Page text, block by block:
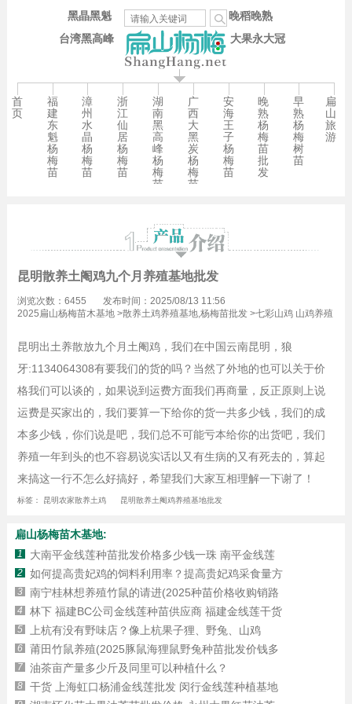
台湾黑高峰
晚稻晚熟
大果永大冠
黑晶黑魁
首
页
福
建
东
魁
杨
梅
苗
漳
州
水
晶
杨
梅
苗
浙
江
仙
居
杨
梅
苗
湖
南
黑
高
峰
杨
梅
苗
广
西
大
黑
炭
杨
梅
苗
安
海
王
子
杨
梅
苗
晚
熟
杨
梅
苗
批
发
早
熟
杨
梅
树
苗
扁
山
旅
游
昆明散养土阉鸡九个月养殖基地批发
浏览次数：6455
发布时间：2025/08/13 11:56
2025扁山杨梅苗木基地>散养土鸡养殖基地,杨梅苗批发>七彩山鸡 山鸡养殖
昆明出土养散放九个月土阉鸡，我们在中国云南昆明，狼
牙:1134064308有要我们的货的吗？当然了外地的也可以关于价
格我们可以谈的，如果说到运费方面我们再商量，反正原则上说
运费是买家出的，我们要算一下给你的货一共多少钱，我们的成
本多少钱，你们说是吧，我们总不可能亏本给你的出货吧，我们
养殖一年到头的也不容易说实话以又有生病的又有死去的，算起
来搞这一行不怎么好搞好，希望我们大家互相理解一下谢了！
标签： 昆明农家散养土鸡 昆明散养土阉鸡养殖基地批发
扁山杨梅苗木基地:
1 大南平金线莲种苗批发价格多少钱一珠 南平金线莲
2 如何提高贵妃鸡的饲料利用率？提高贵妃鸡采食量方
3 南宁桂林想养殖竹鼠的请进(2025种苗价格收购销路
4 林下 福建BC公司金线莲种苗供应商 福建金线莲干货
5 上杭有没有野味店？像上杭果子狸、野兔、山鸡
6 莆田竹鼠养殖(2025豚鼠海狸鼠野兔种苗批发价钱多
7 油茶亩产量多少斤及同里可以种植什么？
8 干货 上海虹口杨浦金线莲批发 闵行金线莲种植基地